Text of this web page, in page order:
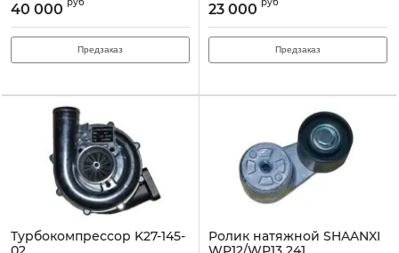
40 000
Предзаказ
23 000
Предзаказ
Турбокомпрессор K27-145-
Ролик натяжной SHAANXI